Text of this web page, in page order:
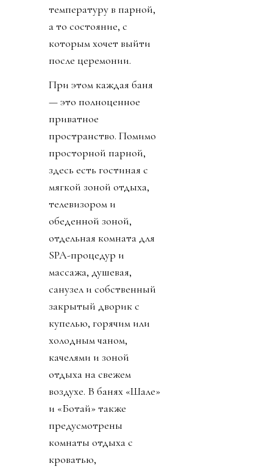
температуру в парной,
а то состояние, с
которым хочет выйти
после церемонии.
При этом каждая баня
— это полноценное
приватное
пространство. Помимо
просторной парной,
здесь есть гостиная с
мягкой зоной отдыха,
телевизором и
обеденной зоной,
отдельная комната для
SPA-процедур и
массажа, душевая,
санузел и собственный
закрытый дворик с
купелью, горячим или
холодным чаном,
качелями и зоной
отдыха на свежем
воздухе. В банях «Шале»
и «Ботай» также
предусмотрены
комнаты отдыха с
кроватью,